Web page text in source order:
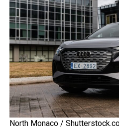
North Monaco /